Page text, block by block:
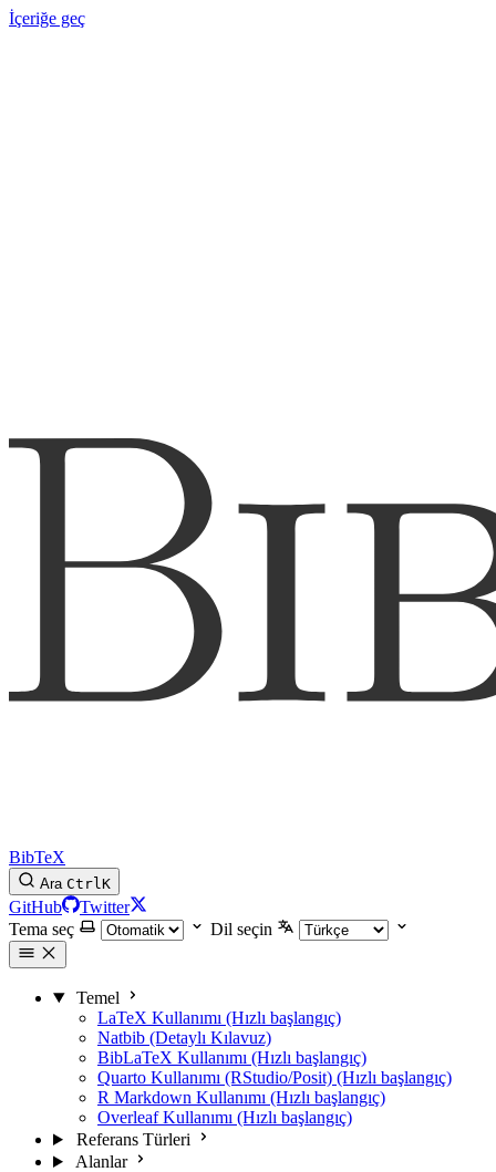
İçeriğe geç
BibTeX
Ara CtrlK
GitHub
Twitter
Tema seç
Dil seçin
Temel
LaTeX Kullanımı (Hızlı başlangıç)
Natbib (Detaylı Kılavuz)
BibLaTeX Kullanımı (Hızlı başlangıç)
Quarto Kullanımı (RStudio/Posit) (Hızlı başlangıç)
R Markdown Kullanımı (Hızlı başlangıç)
Overleaf Kullanımı (Hızlı başlangıç)
Referans Türleri
Alanlar